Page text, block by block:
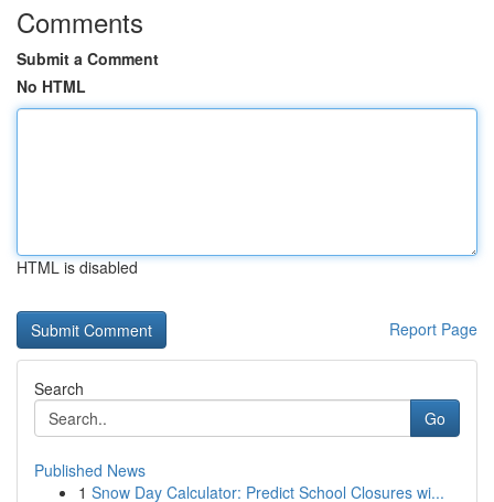
Comments
Submit a Comment
No HTML
HTML is disabled
Report Page
Search
Go
Published News
1 Snow Day Calculator: Predict School Closures wi...